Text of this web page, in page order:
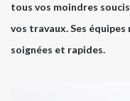
tous vos moindres
vos travaux. Ses
soignées et rapides.